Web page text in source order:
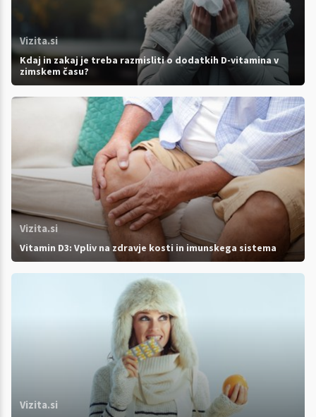
Vizita.si
Kdaj in zakaj je treba razmisliti o dodatkih D-vitamina v
zimskem času?
Vizita.si
Vitamin D3: Vpliv na zdravje kosti in imunskega sistema
Vizita.si